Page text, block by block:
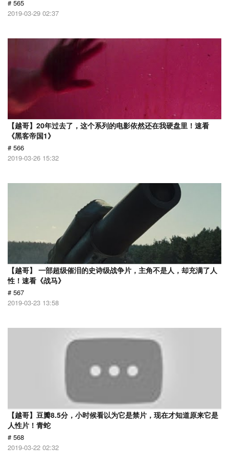
# 565
2019-03-29 02:37
【越哥】20年过去了，这个系列的电影依然还在我硬盘里！速看
《黑客帝国1》
# 566
2019-03-26 15:32
【越哥】 一部超级催泪的史诗级战争片，主角不是人，却充满了人
性！速看《战马》
# 567
2019-03-23 13:58
【越哥】豆瓣8.5分，小时候看以为它是禁片，现在才知道原来它是
人性片！青蛇
# 568
2019-03-22 02:32